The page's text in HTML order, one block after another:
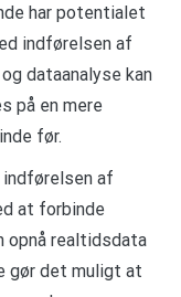
har potentialet
indførelsen af
dataanalyse kan
på en mere
før.
af
at forbinde
opnå realtidsdata
gør det muligt at